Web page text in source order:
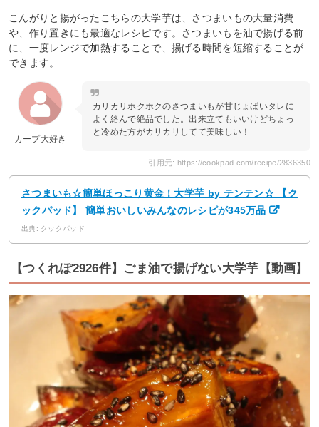
こんがりと揚がったこちらの大学芋は、さつまいもの大量消費
や、作り置きにも最適なレシピです。さつまいもを油で揚げる前
に、一度レンジで加熱することで、揚げる時間を短縮することが
できます。
カープ大好き
カリカリホクホクのさつまいもが甘じょぱいタレに
よく絡んで絶品でした。出来立てもいいけどちょっ
と冷めた方がカリカリしてて美味しい！
引用元: https://cookpad.com/recipe/2836350
さつまいも☆簡単ほっこり黄金！大学芋 by テンテン☆ 【ク
ックパッド】 簡単おいしいみんなのレシピが345万品
出典: クックパッド
【つくれぽ2926件】ごま油で揚げない大学芋【動画】